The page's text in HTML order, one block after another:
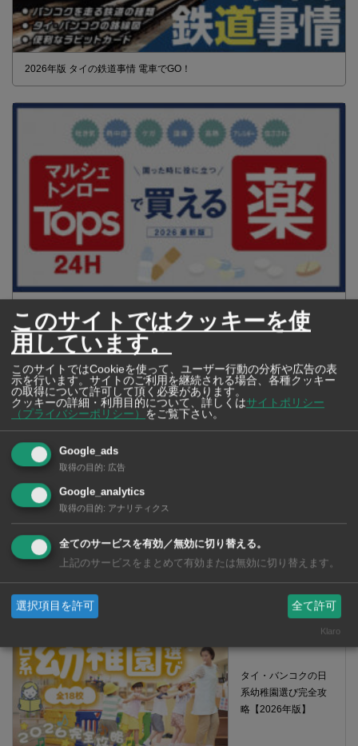
2026年版 タイの鉄道事情 電車でGO！
【タイ・バンコク】 マルシェトンロー内の「TOPS」で買える薬
2026年版
【タイ・バンコ
ク】 コンビニ（セ
ブンイレブン）で買
タイ・バンコクの保
育園選び完全攻略
タイ・バンコクの日
系幼稚園選び完全攻
略【2026年版】
このサイトではクッキーを使
用しています。
このサイトではCookieを使って、ユーザー行動の分析や広告の表
示を行います。サイトのご利用を継続される場合、各種クッキー
の取得について許可して頂く必要があります。
クッキーの詳細・利用目的について、詳しくはサイトポリシー
（プライバシーポリシー）
をご覧下さい。
Google_ads
取得の目的: 広告
Google_analytics
取得の目的: アナリティクス
全てのサービスを有効／無効に切り替える。
上記のサービスをまとめて有効または無効に切り替えます。
選択項目を許可 全て許可
Klaro